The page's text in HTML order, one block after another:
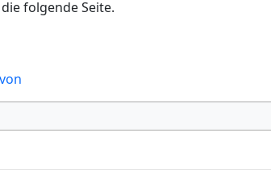
folgende Seite.